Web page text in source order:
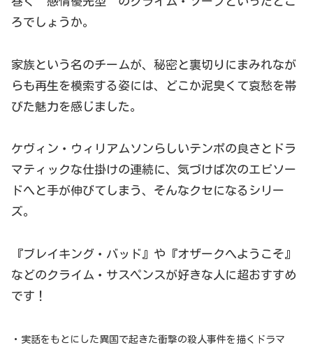
ろでしょうか。
家族という名のチームが、秘密と裏切りにまみれなが
らも再生を模索する姿には、どこか泥臭くて哀愁を帯
びた魅力を感じました。
ケヴィン・ウィリアムソンらしいテンポの良さとドラ
マティックな仕掛けの連続に、気づけば次のエピソー
ドへと手が伸びてしまう、そんなクセになるシリー
ズ。
『ブレイキング・バッド』や『オザークへようこそ』
などのクライム・サスペンスが好きな人に超おすすめ
です！
・実話をもとにした異国で起きた衝撃の殺人事件を描くドラマ